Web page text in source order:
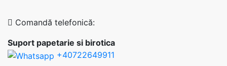
Comandă telefonică:
Suport papetarie si birotica
+40722649911